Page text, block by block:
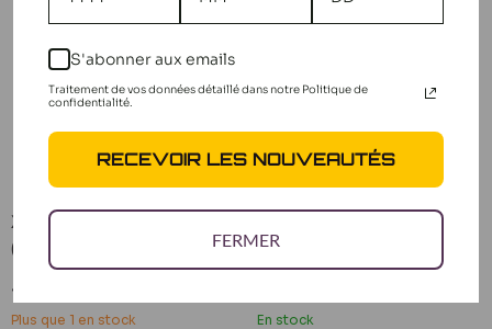
Xray Joint de différentiel
(x2) XB8 355092
Prix
réduit
3,60 €
Plus que 1 en stock
amortisseur 358047
réduit
En stock
S'abonner aux emails
Traitement de vos données détaillé dans notre Politique de
confidentialité.
RECEVOIR LES NOUVEAUTÉS
FERMER